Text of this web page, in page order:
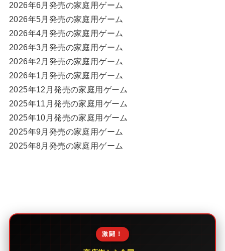
2026年6月発売の家庭用ゲーム
2026年5月発売の家庭用ゲーム
2026年4月発売の家庭用ゲーム
2026年3月発売の家庭用ゲーム
2026年2月発売の家庭用ゲーム
2026年1月発売の家庭用ゲーム
2025年12月発売の家庭用ゲーム
2025年11月発売の家庭用ゲーム
2025年10月発売の家庭用ゲーム
2025年9月発売の家庭用ゲーム
2025年8月発売の家庭用ゲーム
激闘！